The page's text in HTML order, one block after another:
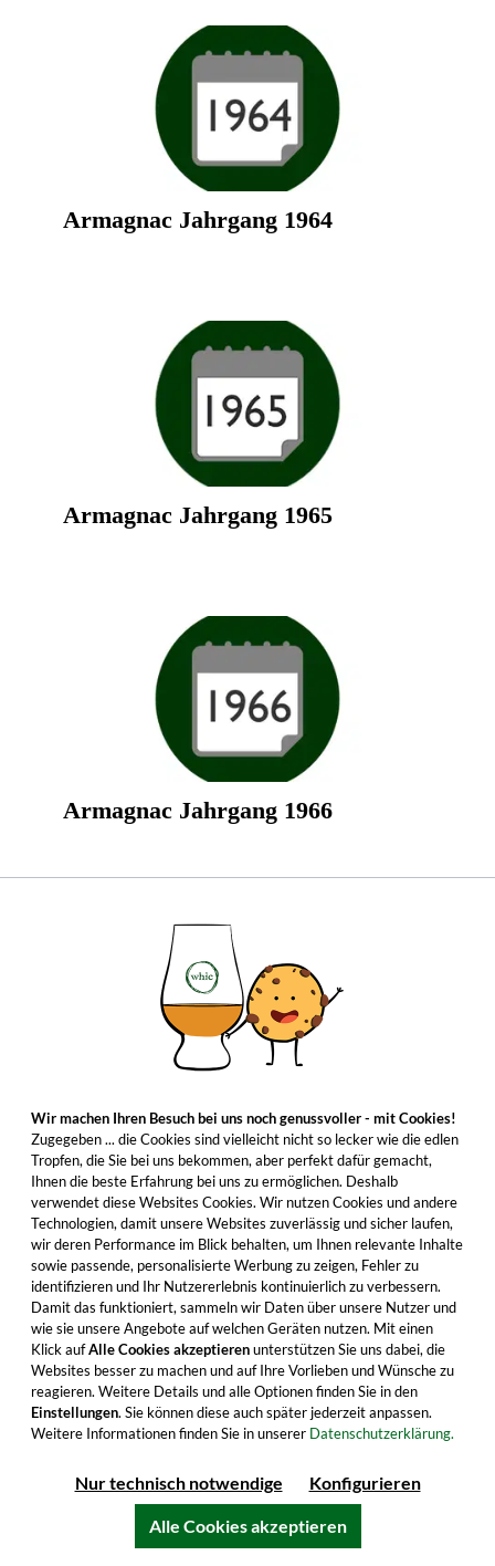
Armagnac Jahrgang 1964
Armagnac Jahrgang 1965
Armagnac Jahrgang 1966
Armagnac Jahrgang 1967
Armagnac Jahrgang 1968
Wir machen Ihren Besuch bei uns noch genussvoller - mit Cookies!
Zugegeben ... die Cookies sind vielleicht nicht so lecker wie die edlen
Tropfen, die Sie bei uns bekommen, aber perfekt dafür gemacht,
Ihnen die beste Erfahrung bei uns zu ermöglichen. Deshalb
verwendet diese Websites Cookies. Wir nutzen Cookies und andere
Technologien, damit unsere Websites zuverlässig und sicher laufen,
wir deren Performance im Blick behalten, um Ihnen relevante Inhalte
sowie passende, personalisierte Werbung zu zeigen, Fehler zu
identifizieren und Ihr Nutzererlebnis kontinuierlich zu verbessern.
Damit das funktioniert, sammeln wir Daten über unsere Nutzer und
wie sie unsere Angebote auf welchen Geräten nutzen. Mit einen
Klick aufAlle Cookies akzeptierenunterstützen Sie uns dabei, die
Websites besser zu machen und auf Ihre Vorlieben und Wünsche zu
reagieren. Weitere Details und alle Optionen finden Sie in den
Einstellungen. Sie können diese auch später jederzeit anpassen.
Weitere Informationen finden Sie in unserer Datenschutzerklärung.
Nur technisch notwendige Konfigurieren
Alle Cookies akzeptieren